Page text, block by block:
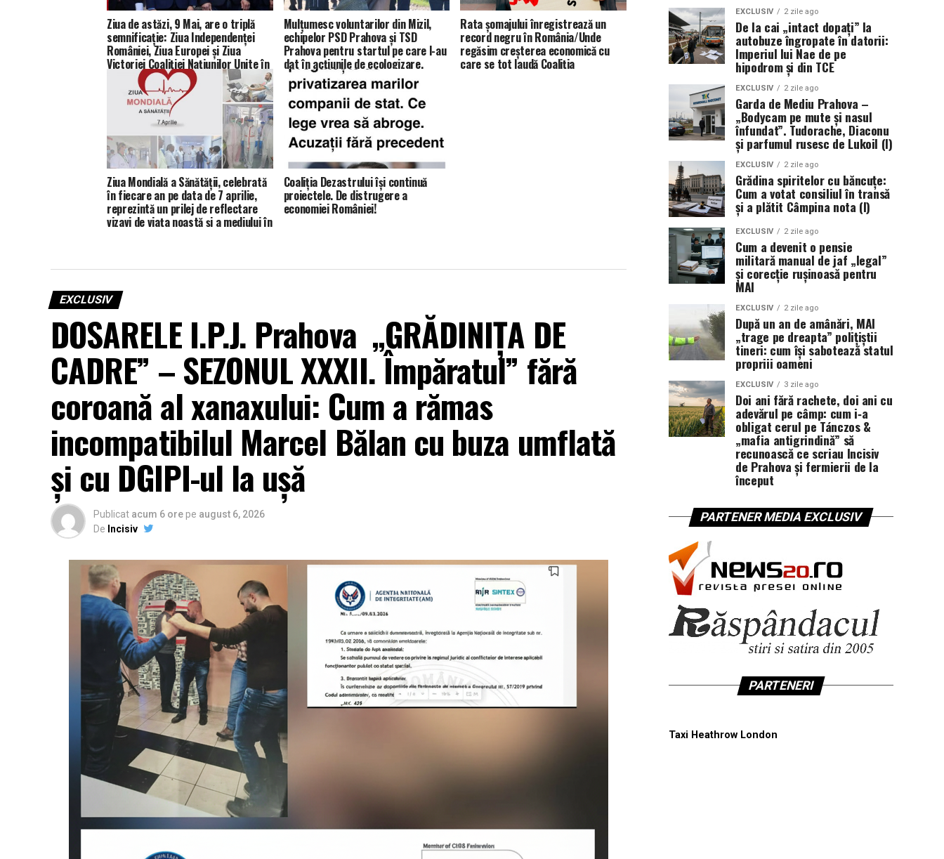
Ziua de astăzi, 9 Mai, are o triplă
semnificație: Ziua Independenței
României, Ziua Europei și Ziua
Victoriei Coaliției Națiunilor Unite în
cel de-Al Doilea Război Mondial.
Mulțumesc voluntarilor din Mizil,
echipelor PSD Prahova și TSD
Prahova pentru startul pe care l-au
dat în acțiunile de ecologizare,
odată cu marcarea Zilei Pământului!
Schimbarea începe cu fiecare
dintre noi!
Rata șomajului înregistrează un
record negru în România/Unde
regăsim creșterea economică cu
care se tot laudă Coaliția
Ziua Mondială a Sănătății, celebrată
în fiecare an pe data de 7 aprilie,
reprezintă un prilej de reflectare
vizavi de viața noastă și a mediului în
Coaliția Dezastrului își continuă
proiectele. De distrugere a
economiei României!
EXCLUSIV
DOSARELE I.P.J. Prahova „GRĂDINIȚA DE
CADRE” – SEZONUL XXXII. Împăratul” fără
coroană al xanaxului: Cum a rămas
incompatibilul Marcel Bălan cu buza umflată
și cu DGIPI-ul la ușă
Publicat acum 6 ore pe august 6, 2026
De Incisiv
EXCLUSIV 2 zile ago
De la cai „intact dopați” la
autobuze îngropate în datorii:
Imperiul lui Nae de pe
hipodrom și din TCE
EXCLUSIV 2 zile ago
Garda de Mediu Prahova –
„Bodycam pe mute și nasul
înfundat”. Tudorache, Diaconu
și parfumul rusesc de Lukoil (I)
EXCLUSIV 2 zile ago
Grădina spiritelor cu băncuțe:
Cum a votat consiliul în transă
și a plătit Câmpina nota (I)
EXCLUSIV 2 zile ago
Cum a devenit o pensie
militară manual de jaf „legal”
și corecție rușinoasă pentru
MAI
EXCLUSIV 2 zile ago
După un an de amânări, MAI
„trage pe dreapta” polițiștii
tineri: cum își sabotează statul
propriii oameni
EXCLUSIV 3 zile ago
Doi ani fără rachete, doi ani cu
adevărul pe câmp: cum i‑a
obligat cerul pe Tánczos &
„mafia antigrindină” să
recunoască ce scriau Incisiv
de Prahova și fermierii de la
început
PARTENER MEDIA EXCLUSIV
PARTENERI
Taxi Heathrow London